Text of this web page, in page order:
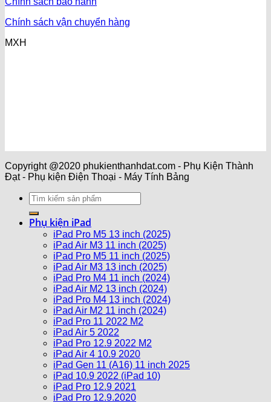
Chính sách vận chuyển hàng
MXH
Copyright @2020 phukienthanhdat.com - Phụ Kiện Thành
Đạt - Phụ kiện Điện Thoại - Máy Tính Bảng
Phụ kiện iPad
iPad Pro M5 13 inch (2025)
iPad Air M3 11 inch (2025)
iPad Pro M5 11 inch (2025)
iPad Air M3 13 inch (2025)
iPad Pro M4 11 inch (2024)
iPad Air M2 13 inch (2024)
iPad Pro M4 13 inch (2024)
iPad Air M2 11 inch (2024)
iPad Pro 11 2022 M2
iPad Air 5 2022
iPad Pro 12.9 2022 M2
iPad Air 4 10.9 2020
iPad Gen 11 (A16) 11 inch 2025
iPad 10.9 2022 (iPad 10)
iPad Pro 12.9 2021
iPad Pro 12.9.2020